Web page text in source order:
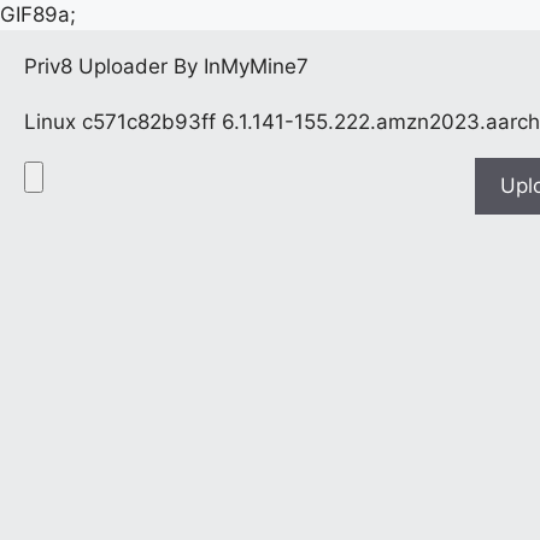
GIF89a;
Priv8 Uploader By InMyMine7